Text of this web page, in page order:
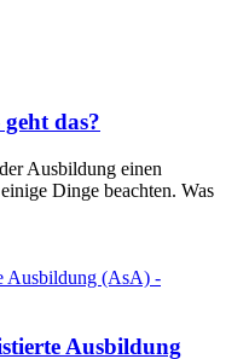
das?
Ausbildung einen
Dinge beachten. Was
Ausbildung